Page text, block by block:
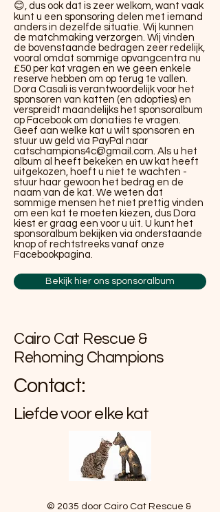
😊, dus ook dat is zeer welkom, want vaak
kunt u een sponsoring delen met iemand
anders in dezelfde situatie. Wij kunnen
de matchmaking verzorgen. Wij vinden
de bovenstaande bedragen zeer redelijk,
vooral omdat sommige opvangcentra nu
£50 per kat vragen en we geen enkele
reserve hebben om op terug te vallen.
Dora Casali is verantwoordelijk voor het
sponsoren van katten (en adopties) en
verspreidt maandelijks het sponsoralbum
op Facebook om donaties te vragen.
Geef aan welke kat u wilt sponsoren en
stuur uw geld via PayPal naar
catschampions4c@gmail.com. Als u het
album al heeft bekeken en uw kat heeft
uitgekozen, hoeft u niet te wachten -
stuur haar gewoon het bedrag en de
naam van de kat. We weten dat
sommige mensen het niet prettig vinden
om een kat te moeten kiezen, dus Dora
kiest er graag een voor u uit. U kunt het
sponsoralbum bekijken via onderstaande
knop of rechtstreeks vanaf onze
Facebookpagina.
Bekijk hier ons sponsoralbum
Cairo Cat Rescue &
Rehoming Champions
Contact:
Liefde voor elke kat
© 2035 door Cairo Cat Rescue &